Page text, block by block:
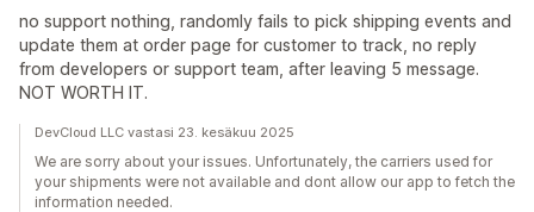
no support nothing, randomly fails to pick shipping events and
update them at order page for customer to track, no reply
from developers or support team, after leaving 5 message.
NOT WORTH IT.
DevCloud LLC vastasi 23. kesäkuu 2025
We are sorry about your issues. Unfortunately, the carriers used for
your shipments were not available and dont allow our app to fetch the
information needed.